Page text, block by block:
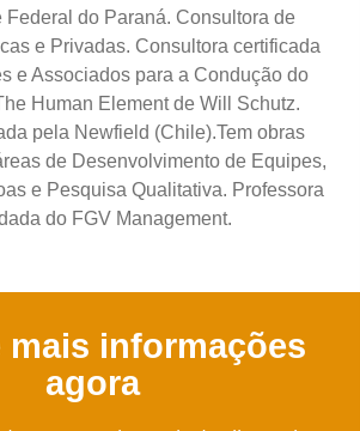
Federal do Paraná. Consultora de
e Privadas. Consultora certificada
e Associados para a Condução do
Human Element de Will Schutz.
pela Newfield (Chile).Tem obras
de Desenvolvimento de Equipes,
e Pesquisa Qualitativa. Professora
do FGV Management.
mais informações
agora